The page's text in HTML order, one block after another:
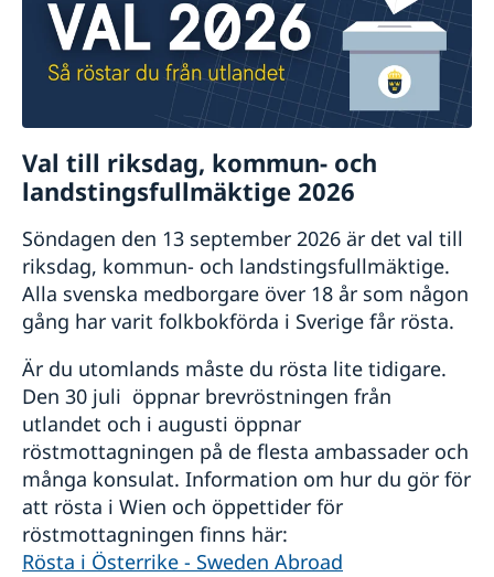
Val till riksdag, kommun- och
landstingsfullmäktige 2026
Söndagen den 13 september 2026 är det val till
riksdag, kommun- och landstingsfullmäktige.
Alla svenska medborgare över 18 år som någon
gång har varit folkbokförda i Sverige får rösta.
Är du utomlands måste du rösta lite tidigare.
Den 30 juli öppnar brevröstningen från
utlandet och i augusti öppnar
röstmottagningen på de flesta ambassader och
många konsulat. Information om hur du gör för
att rösta i Wien och öppettider för
röstmottagningen finns här:
Rösta i Österrike - Sweden Abroad